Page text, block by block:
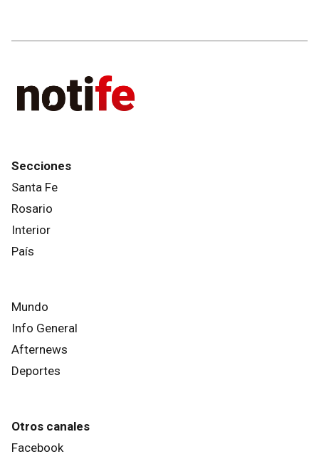
Secciones
Santa Fe
Rosario
Interior
País
Mundo
Info General
Afternews
Deportes
Otros canales
Facebook